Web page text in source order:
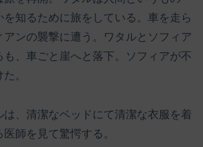
知るために旅をしている。車を走ら
ンの襲撃に遭う。ワタルとソフィア
も、車ごと崖へと落下。ソフィアが不
。
は、清潔なベッドにて清潔な衣服を着
師を見て驚愕する。